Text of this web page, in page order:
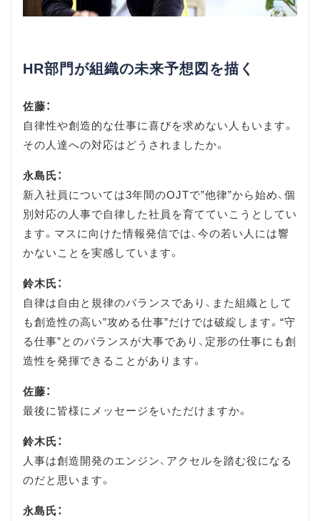
HR部門が組織の未来予想図を描く
佐藤：
自律性や創造的な仕事に喜びを求めない人もいます。
その人達への対応はどうされましたか。
永島氏：
新入社員については3年間のOJTで”他律”から始め、個
別対応の人事で自律した社員を育てていこうとしてい
ます。マスに向けた情報発信では、今の若い人には響
かないことを実感しています。
鈴木氏：
自律は自由と規律のバランスであり、また組織として
も創造性の高い”攻める仕事”だけでは破綻します。“守
る仕事”とのバランスが大事であり、定形の仕事にも創
造性を発揮できることがあります。
佐藤：
最後に皆様にメッセージをいただけますか。
鈴木氏：
人事は創造開発のエンジン、アクセルを踏む役になる
のだと思います。
永島氏：